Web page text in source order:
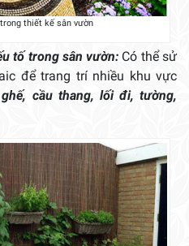
thiết kế sân vườn
tố trong sân vườn: Có thể sử
để trang trí nhiều khu vực
ghế, cầu thang, lối đi, tường,